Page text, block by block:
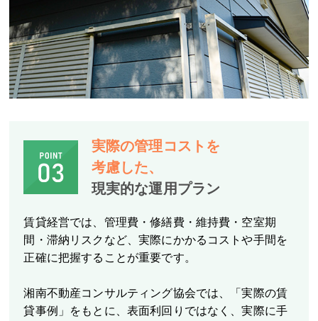
実際の管理コストを
考慮した、
現実的な運用プラン
賃貸経営では、管理費・修繕費・維持費・空室期
間・滞納リスクなど、実際にかかるコストや手間を
正確に把握することが重要です。
湘南不動産コンサルティング協会では、「実際の賃
貸事例」をもとに、表面利回りではなく、実際に手